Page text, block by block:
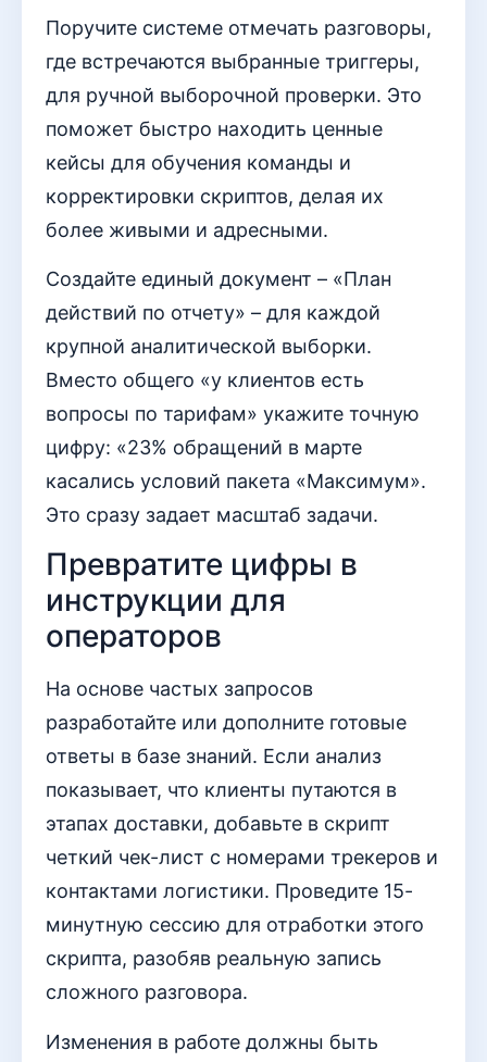
Поручите системе отмечать разговоры,
где встречаются выбранные триггеры,
для ручной выборочной проверки. Это
поможет быстро находить ценные
кейсы для обучения команды и
корректировки скриптов, делая их
более живыми и адресными.
Создайте единый документ – «План
действий по отчету» – для каждой
крупной аналитической выборки.
Вместо общего «у клиентов есть
вопросы по тарифам» укажите точную
цифру: «23% обращений в марте
касались условий пакета «Максимум».
Это сразу задает масштаб задачи.
Превратите цифры в
инструкции для
операторов
На основе частых запросов
разработайте или дополните готовые
ответы в базе знаний. Если анализ
показывает, что клиенты путаются в
этапах доставки, добавьте в скрипт
четкий чек-лист с номерами трекеров и
контактами логистики. Проведите 15-
минутную сессию для отработки этого
скрипта, разобяв реальную запись
сложного разговора.
Изменения в работе должны быть